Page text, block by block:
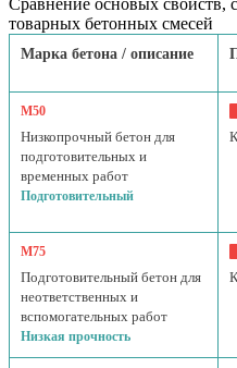
Сравнение основых свойств,
товарных бетонных смесей
Марка бетона / описание
М50
Низкопрочный бетон для
подготовительных и
временных работ
Подготовительный
М75
Подготовительный бетон для
неответственных и
вспомогательных работ
Низкая прочность